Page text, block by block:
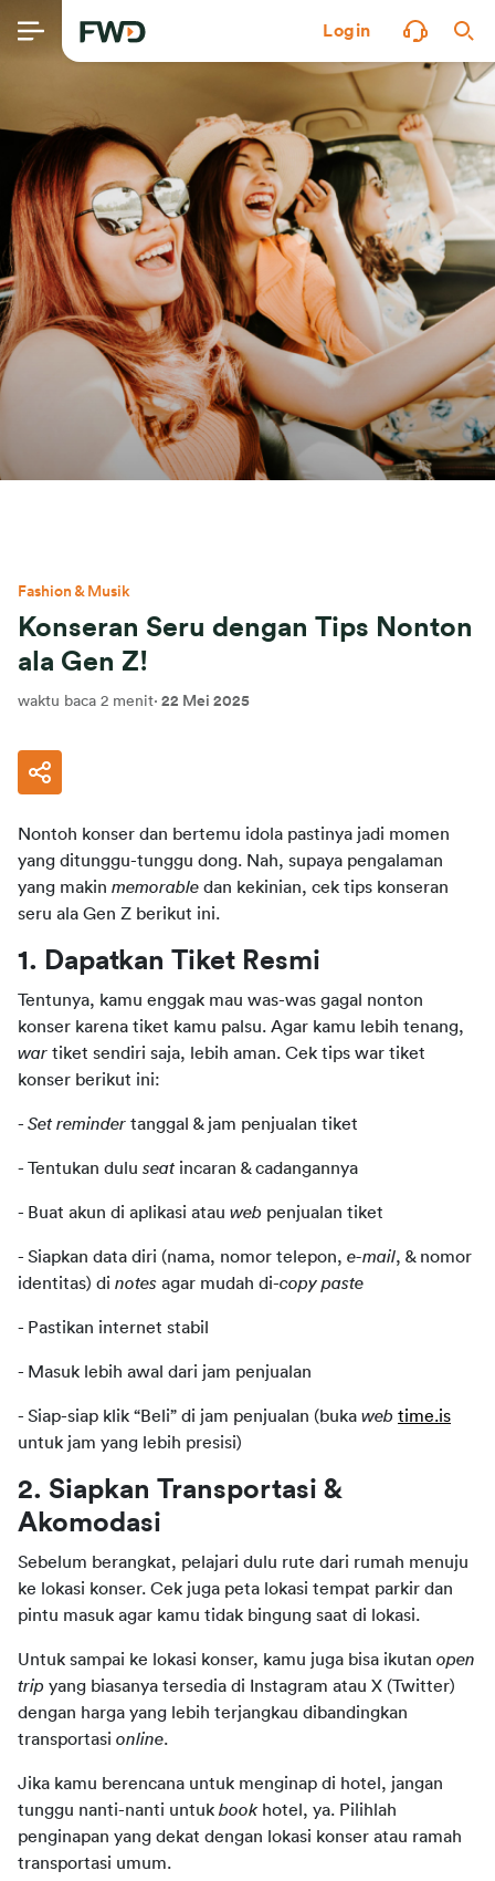
Login
Fashion & Musik
Konseran Seru dengan Tips Nonton
ala Gen Z!
waktu baca 2 menit· 22 Mei 2025
Nontoh konser dan bertemu idola pastinya jadi momen
yang ditunggu-tunggu dong. Nah, supaya pengalaman
yang makin memorable dan kekinian, cek tips konseran
seru ala Gen Z berikut ini.
1. Dapatkan Tiket Resmi
Tentunya, kamu enggak mau was-was gagal nonton
war tiket sendiri saja, lebih aman. Cek tips war tiket
konser berikut ini:
- Set reminder tanggal & jam penjualan tiket
- Tentukan dulu seat incaran & cadangannya
- Buat akun di aplikasi atau web penjualan tiket
- Siapkan data diri (nama, nomor telepon, e-mail, & nomor
identitas) di notes agar mudah di-copy paste
- Pastikan internet stabil
- Masuk lebih awal dari jam penjualan
- Siap-siap klik “Beli” di jam penjualan (buka web time.is
untuk jam yang lebih presisi)
2. Siapkan Transportasi &
Akomodasi
Sebelum berangkat, pelajari dulu rute dari rumah menuju
ke lokasi konser. Cek juga peta lokasi tempat parkir dan
pintu masuk agar kamu tidak bingung saat di lokasi.
Untuk sampai ke lokasi konser, kamu juga bisa ikutan open
trip yang biasanya tersedia di Instagram atau X (Twitter)
dengan harga yang lebih terjangkau dibandingkan
transportasi online.
Jika kamu berencana untuk menginap di hotel, jangan
tunggu nanti-nanti untuk book hotel, ya. Pilihlah
penginapan yang dekat dengan lokasi konser atau ramah
transportasi umum.